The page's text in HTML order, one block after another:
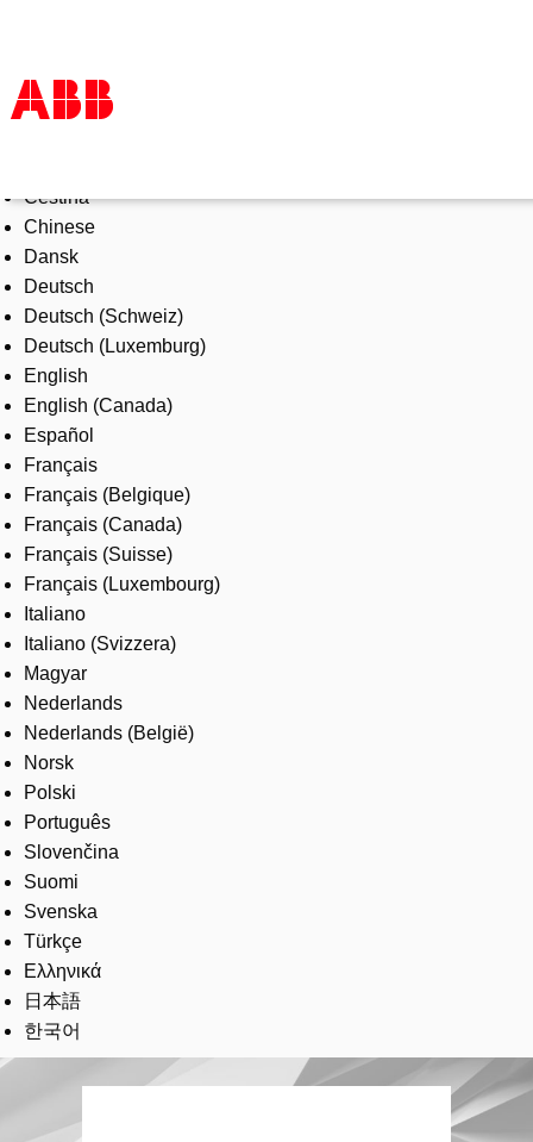
Products & Solutions
Industries
Services
About us
Where to buy
Contact us
Careers
Čeština
Chinese
Dansk
Deutsch
Deutsch (Schweiz)
Deutsch (Luxemburg)
English
English (Canada)
Español
Français
Français (Belgique)
Français (Canada)
Français (Suisse)
Français (Luxembourg)
Italiano
Italiano (Svizzera)
Magyar
Nederlands
Nederlands (België)
Norsk
Polski
Português
Slovenčina
Suomi
Svenska
Türkçe
Ελληνικά
日本語
한국어